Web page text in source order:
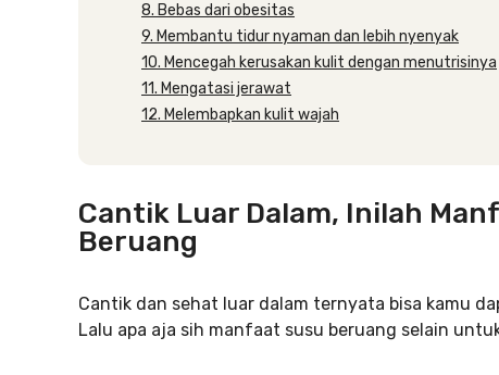
8. Bebas dari obesitas
9. Membantu tidur nyaman dan lebih nyenyak
10. Mencegah kerusakan kulit dengan menutrisinya
11. Mengatasi jerawat
12. Melembapkan kulit wajah
Cantik Luar Dalam, Inilah
Beruang
Cantik dan sehat luar dalam ternyata bisa kamu
Lalu apa aja sih manfaat susu beruang selain